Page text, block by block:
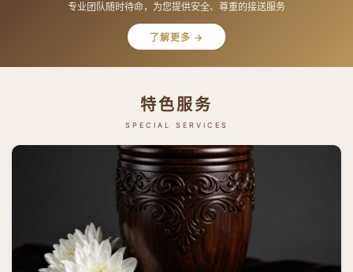
专业团队随时待命，为您提供安全、尊重的接送服务
了解更多 →
特色服务
SPECIAL SERVICES